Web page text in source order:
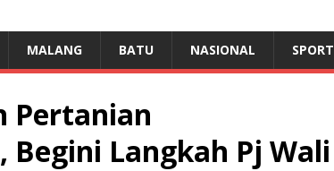
MALANG BATU NASIONAL SPORT
Pertanian
Langkah Pj Wali